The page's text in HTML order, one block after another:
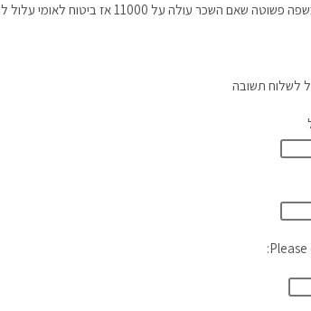
על 11000 אז ביטוח לאומי עלול לבטל את הקצבה ?
לשלוח תשובה